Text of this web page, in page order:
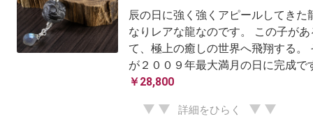
辰の日に強く強くアピールしてきた
なりレアな龍なのです。 この子が
て、極上の癒しの世界へ飛翔する。
が２００９年最大満月の日に完成で
￥28,800
詳細をひらく